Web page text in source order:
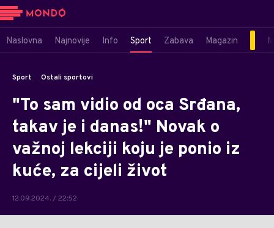
Naslovna Najnovije Info Sport Zabava Magazin
Sport Ostali sportovi
"To sam vidio od oca Srđana,
takav je i danas!" Novak o
važnoj lekciji koju je ponio iz
kuće, za cijeli život
12.09.2024. / 22:52